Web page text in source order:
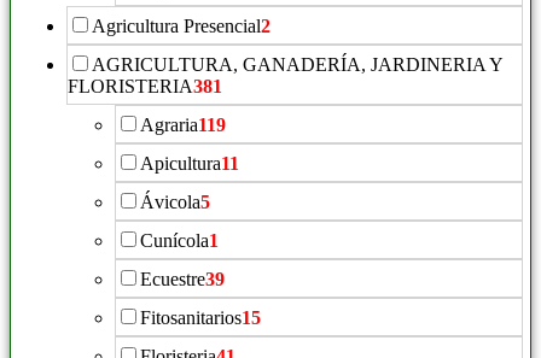
Agricultura Presencial2
AGRICULTURA, GANADERÍA, JARDINERIA Y
FLORISTERIA381
Agraria119
Apicultura11
Ávicola5
Cunícola1
Ecuestre39
Fitosanitarios15